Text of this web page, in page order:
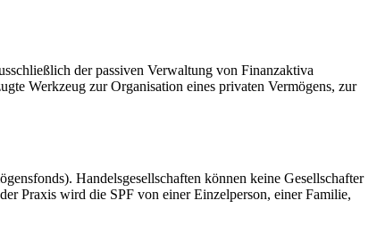
der passiven Verwaltung von Finanzaktiva
Werkzeug zur Organisation eines privaten Vermögens, zur
Handelsgesellschaften können keine Gesellschafter
Praxis wird die SPF von einer Einzelperson, einer Familie,